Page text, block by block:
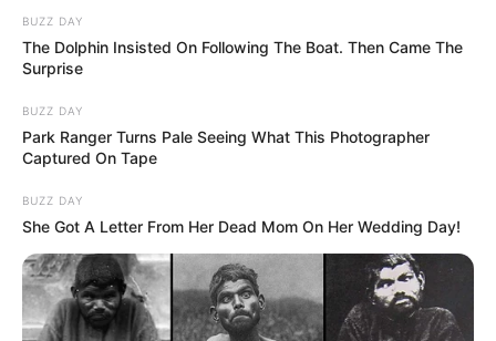
BUZZ DAY
The Dolphin Insisted On Following The Boat. Then Came The
Surprise
BUZZ DAY
Park Ranger Turns Pale Seeing What This Photographer
Captured On Tape
BUZZ DAY
She Got A Letter From Her Dead Mom On Her Wedding Day!